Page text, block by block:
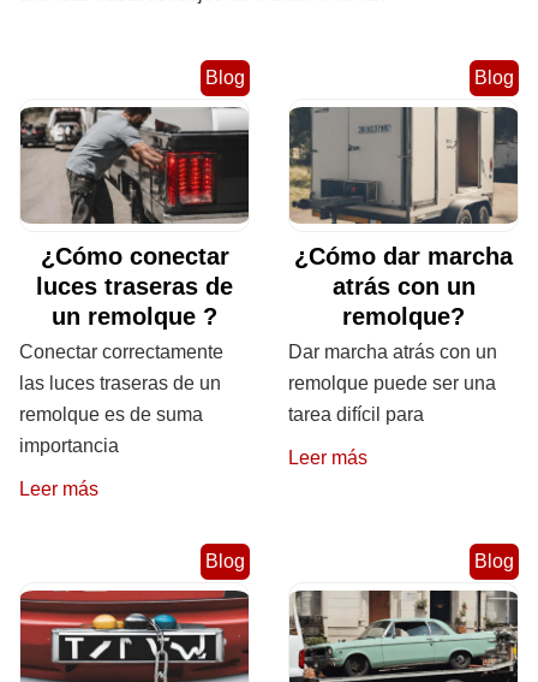
Blog
¿Cómo conectar
luces traseras de
un remolque ?
Conectar correctamente
las luces traseras de un
remolque es de suma
importancia
Leer más
Blog
¿Cómo dar marcha
atrás con un
remolque?
Dar marcha atrás con un
remolque puede ser una
tarea difícil para
Leer más
Blog Blog